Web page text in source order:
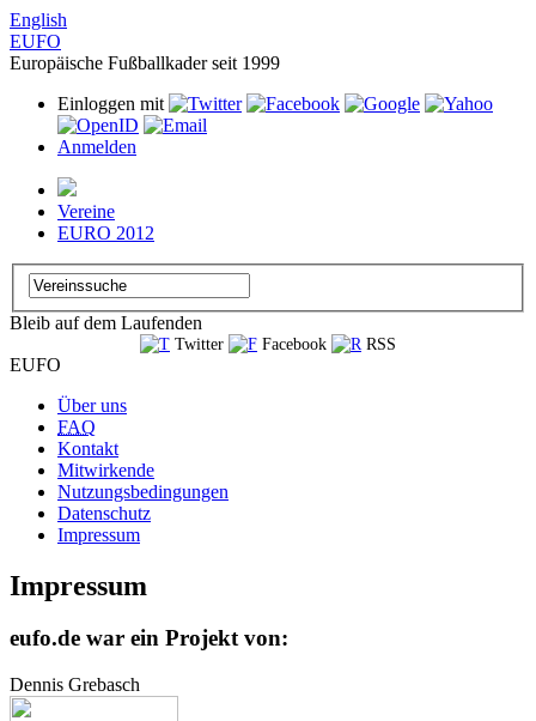
English
EUFO
Europäische Fußballkader seit 1999
Einloggen mit
Anmelden
Vereine
EURO 2012
Bleib auf dem Laufenden
Twitter Facebook RSS
EUFO
Über uns
FAQ
Kontakt
Mitwirkende
Nutzungsbedingungen
Datenschutz
Impressum
Impressum
eufo.de war ein Projekt von:
Dennis Grebasch